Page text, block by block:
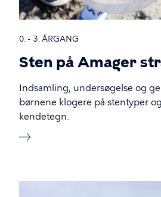
0. - 3. ÅRGANG
Sten på Amager
Indsamling, undersøgelse og
børnene klogere på stentyper
kendetegn.